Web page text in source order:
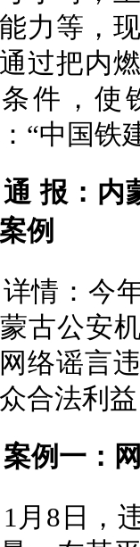
力等，
过把内
件，使
“中国铁
通 报：内
例
详情：今
古公安
络谣言
合法利
案例一：
1月8日，